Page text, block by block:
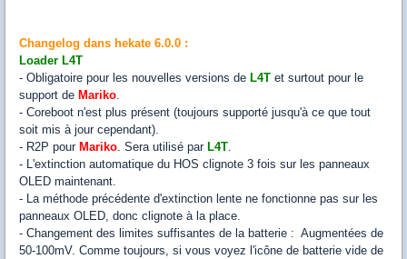
Changelog dans hekate 6.0.0 :
Loader L4T
- Obligatoire pour les nouvelles versions de L4T et surtout pour le
support de Mariko
- Coreboot n'est plus présent (toujours supporté jusqu'à ce que tout
soit mis à jour cependant).
- R2P pour Mariko . Sera utilisé par L4T
- L'extinction automatique du HOS clignote 3 fois sur les panneaux
OLED maintenant.
- La méthode précédente d'extinction lente ne fonctionne pas sur les
panneaux OLED, donc clignote à la place.
- Changement des limites suffisantes de la batterie : Augmentées de
50-100mV. Comme toujours, si vous voyez l'icône de batterie vide de